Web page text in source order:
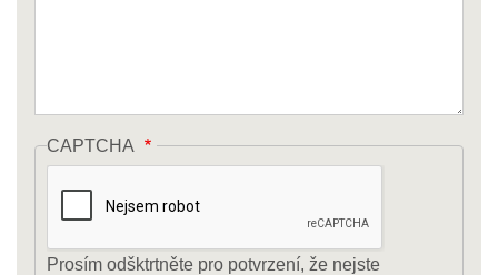
CAPTCHA
Prosím odšktrtněte pro potvrzení, že nejste